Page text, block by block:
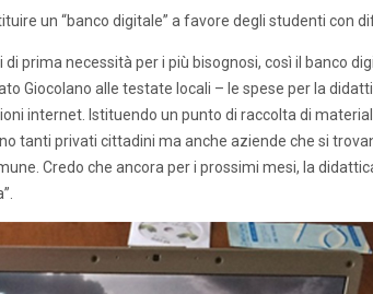
un “banco digitale” a favore degli studenti con
prima necessità per i più bisognosi, così il banco
Giocolano alle testate locali – le spese per la
internet. Istituendo un punto di raccolta di
tanti privati cittadini ma anche aziende che si
Credo che ancora per i prossimi mesi, la